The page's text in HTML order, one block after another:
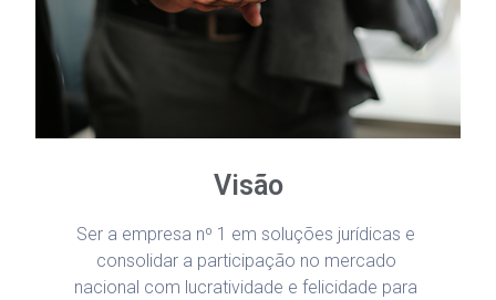
Visão
Ser a empresa nº 1 em soluções jurídicas e
consolidar a participação no mercado
nacional com lucratividade e felicidade para